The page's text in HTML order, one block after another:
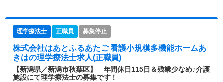
理学療法士 正職員 募集停止
株式会社はあとふるあたご 看護小規模多機能ホームあ
きはの理学療法士求人(正職員)
【新潟県／新潟市秋葉区】 年間休日115日＆残業少なめ♪介護
施設にて理学療法士の募集です！